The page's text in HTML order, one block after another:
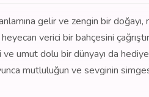
gelir ve zengin bir
verici bir bahçesini
umut dolu bir dünyayı da hediye
mutluluğun ve sevginin